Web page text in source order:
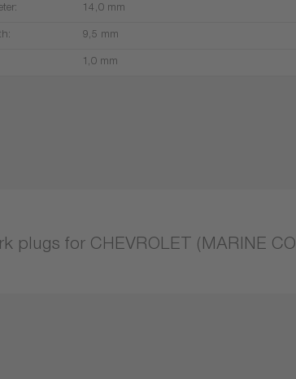
14,0 mm
9,5 mm
1,0 mm
plugs for CHEVROLET (MARINE